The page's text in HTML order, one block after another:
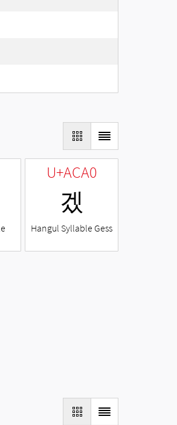
U+ACA0
겠
Hangul Syllable Gess